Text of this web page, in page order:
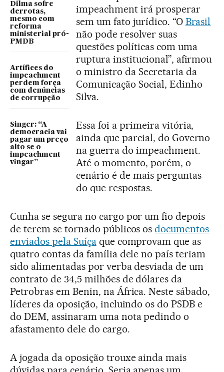
Dilma sofre
derrotas,
mesmo com
reforma
ministerial pró-
PMDB
Artífices do
impeachment
perdem força
com denúncias
de corrupção
Singer: “A
democracia vai
pagar um preço
alto se o
impeachment
vingar”
impeachment irá prosperar
sem um fato jurídico. “O Brasil
não pode resolver suas
questões políticas com uma
ruptura institucional”, afirmou
o ministro da Secretaria da
Comunicação Social, Edinho
Silva.
Essa foi a primeira vitória,
ainda que parcial, do Governo
na guerra do impeachment.
Até o momento, porém, o
cenário é de mais perguntas
do que respostas.
Cunha se segura no cargo por um fio depois
de terem se tornado públicos osdocumentos
enviados pela Suíçaque comprovam que as
quatro contas da família dele no país teriam
sido alimentadas por verba desviada de um
contrato de 34,5 milhões de dólares da
Petrobras em Benin, na África. Neste sábado,
líderes da oposição, incluindo os do PSDB e
do DEM, assinaram uma nota pedindo o
afastamento dele do cargo.
A jogada da oposição trouxe ainda mais